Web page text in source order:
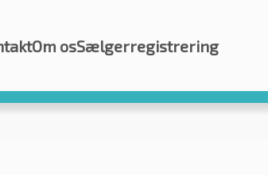
Om osSælgerregistrering